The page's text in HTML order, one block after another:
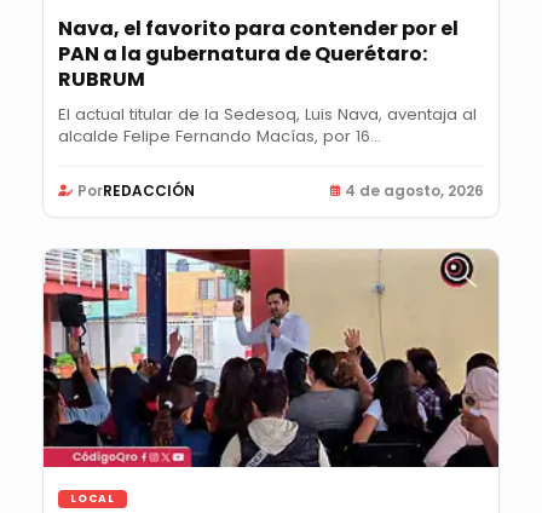
Nava, el favorito para contender por el
PAN a la gubernatura de Querétaro:
RUBRUM
El actual titular de la Sedesoq, Luis Nava, aventaja al
alcalde Felipe Fernando Macías, por 16...
PorREDACCIÓN 4 de agosto, 2026
LOCAL